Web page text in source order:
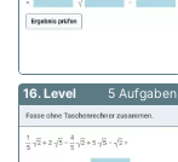
16. Level 5 Aufgaben